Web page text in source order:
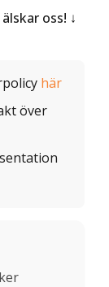
oss!
här
över